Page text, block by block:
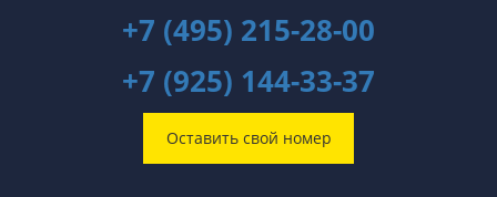
+7 (495) 215-28-00
+7 (925) 144-33-37
Оставить свой номер